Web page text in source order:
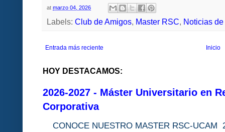
at marzo 04, 2026
Labels: Club de Amigos, Master RSC, Noticias
Entrada más reciente Inicio
HOY DESTACAMOS:
2026-2027 - Máster Universitario en
Corporativa
CONOCE NUESTRO MASTER